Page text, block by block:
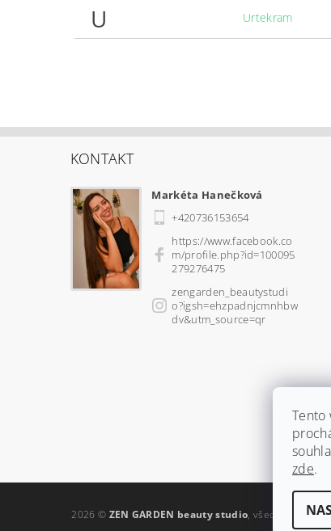
U Urtekram
KONTAKT
Markéta Hanečková
+420736153654
https://www.facebook.co
m/profile.php?id=100095
279276475
zengarden_beautystudi
o?igsh=ehzpadnjcmnhbw
dv&utm_source=qr
2026 © ZEN GARDEN beauty studio, všechna práva
Tento
zde.